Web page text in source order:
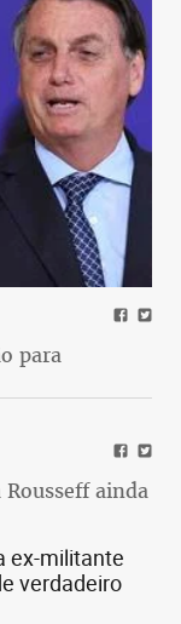
para
ainda
ex-militante
verdadeiro